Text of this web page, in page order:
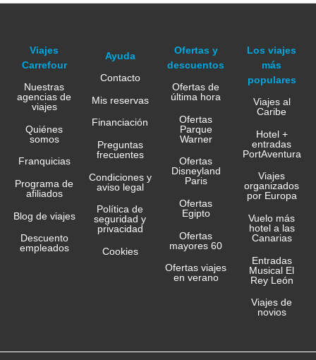
Viajes
Carrefour
Nuestras
agencias de
viajes
Quiénes
somos
Franquicias
Programa de
afiliados
Blog de viajes
Descuento
empleados
Ayuda
Contacto
Mis reservas
Financiación
Preguntas
frecuentes
Condiciones y
aviso legal
Política de
seguridad y
privacidad
Cookies
Ofertas y
descuentos
Ofertas de
última hora
Ofertas
Parque
Warner
Ofertas
Disneyland
Paris
Ofertas
Egipto
Ofertas
mayores 60
Ofertas viajes
en verano
Los viajes
más
populares
Viajes al
Caribe
Hotel +
entradas
PortAventura
Viajes
organizados
por Europa
Vuelo más
hotel a las
Canarias
Entradas
Musical El
Rey León
Viajes de
novios